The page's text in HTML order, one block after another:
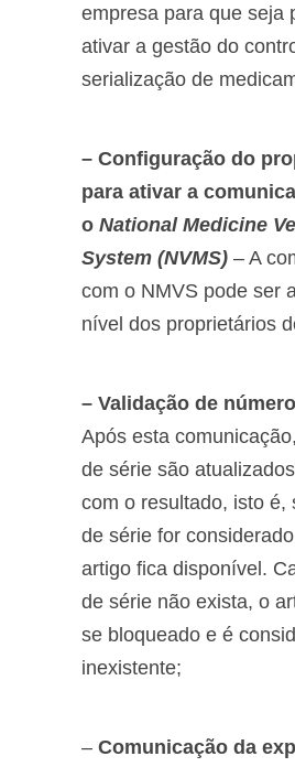
empresa para que seja
ativar a gestão do
serialização de
– Configuração do
para ativar a
o National Medicine
System (NVMS) – A
com o NMVS pode ser
nível dos proprietários
– Validação de
Após esta
de série são
com o resultado, isto é,
de série for
artigo fica disponível.
de série não exista, o
se bloqueado e é
inexistente;
– Comunicação da